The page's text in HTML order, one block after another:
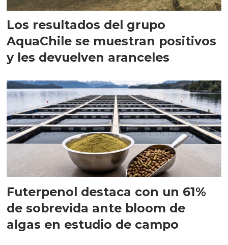
Los resultados del grupo
AquaChile se muestran positivos
y les devuelven aranceles
Futerpenol destaca con un 61%
de sobrevida ante bloom de
algas en estudio de campo